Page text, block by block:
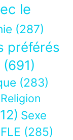
le
(287)
préférés
(691)
(283)
Religion
Sexe
(285)